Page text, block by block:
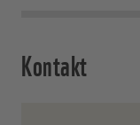
Kontakt